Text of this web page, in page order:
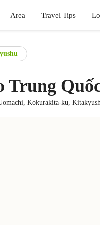
Area Travel Tips
Trung
Kokurakita-ku,